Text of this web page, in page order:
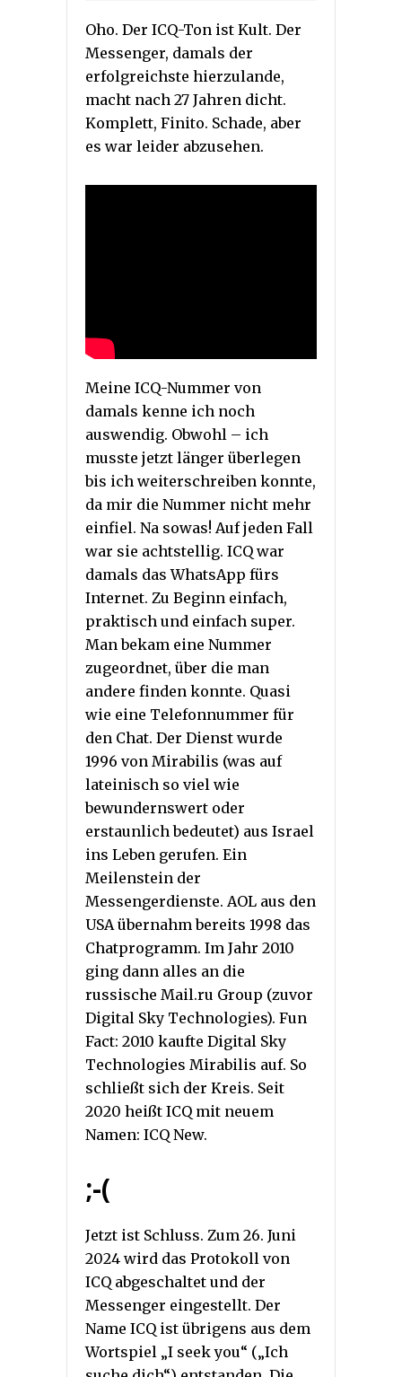
Oho. Der ICQ-Ton ist Kult. Der
Messenger, damals der
erfolgreichste hierzulande,
macht nach 27 Jahren dicht.
Komplett, Finito. Schade, aber
es war leider abzusehen.
Meine ICQ-Nummer von
damals kenne ich noch
auswendig. Obwohl – ich
musste jetzt länger überlegen
bis ich weiterschreiben konnte,
da mir die Nummer nicht mehr
einfiel. Na sowas! Auf jeden Fall
war sie achtstellig. ICQ war
damals das WhatsApp fürs
Internet. Zu Beginn einfach,
praktisch und einfach super.
Man bekam eine Nummer
zugeordnet, über die man
andere finden konnte. Quasi
wie eine Telefonnummer für
den Chat. Der Dienst wurde
1996 von Mirabilis (was auf
lateinisch so viel wie
bewundernswert oder
erstaunlich bedeutet) aus Israel
ins Leben gerufen. Ein
Meilenstein der
Messengerdienste. AOL aus den
USA übernahm bereits 1998 das
Chatprogramm. Im Jahr 2010
ging dann alles an die
russische Mail.ru Group (zuvor
Digital Sky Technologies). Fun
Fact: 2010 kaufte Digital Sky
Technologies Mirabilis auf. So
schließt sich der Kreis. Seit
2020 heißt ICQ mit neuem
Namen: ICQ New.
;-(
Jetzt ist Schluss. Zum 26. Juni
2024 wird das Protokoll von
ICQ abgeschaltet und der
Messenger eingestellt. Der
Name ICQ ist übrigens aus dem
Wortspiel „I seek you“ („Ich